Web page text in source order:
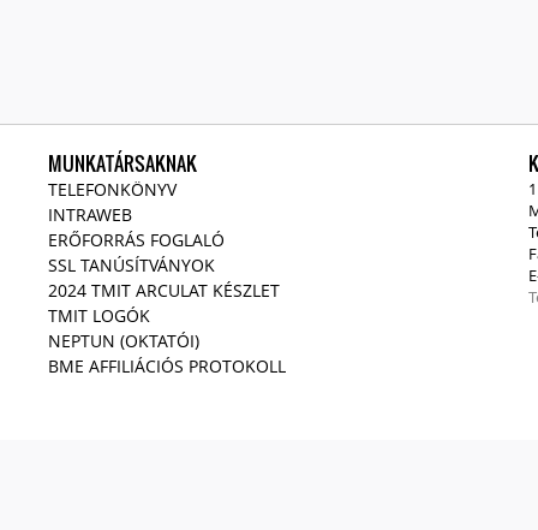
MUNKATÁRSAKNAK
TELEFONKÖNYV
INTRAWEB
ERŐFORRÁS FOGLALÓ
SSL TANÚSÍTVÁNYOK
2024 TMIT ARCULAT KÉSZLET
TMIT LOGÓK
NEPTUN (OKTATÓI)
BME AFFILIÁCIÓS PROTOKOLL